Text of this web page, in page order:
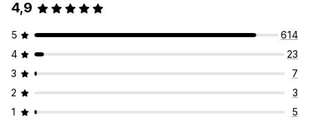
4,9
5
614
4
23
3
7
2
3
1
5